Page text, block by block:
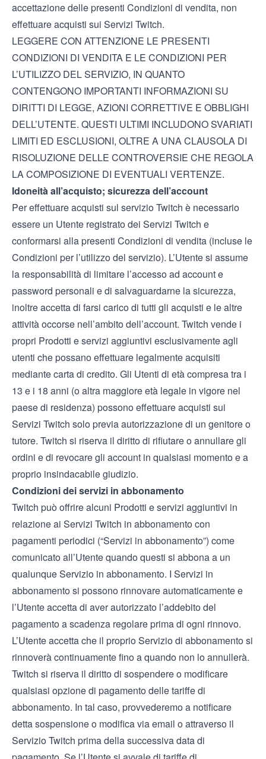
accettazione delle presenti Condizioni di vendita, non
effettuare acquisti sui Servizi Twitch.
LEGGERE CON ATTENZIONE LE PRESENTI
CONDIZIONI DI VENDITA E LE CONDIZIONI PER
L’UTILIZZO DEL SERVIZIO, IN QUANTO
CONTENGONO IMPORTANTI INFORMAZIONI SU
DIRITTI DI LEGGE, AZIONI CORRETTIVE E OBBLIGHI
DELL’UTENTE. QUESTI ULTIMI INCLUDONO SVARIATI
LIMITI ED ESCLUSIONI, OLTRE A UNA CLAUSOLA DI
RISOLUZIONE DELLE CONTROVERSIE CHE REGOLA
LA COMPOSIZIONE DI EVENTUALI VERTENZE.
Idoneità all’acquisto; sicurezza dell’account
Per effettuare acquisti sul servizio Twitch è necessario
essere un Utente registrato dei Servizi Twitch e
conformarsi alla presenti Condizioni di vendita (incluse le
Condizioni per l’utilizzo del servizio). L’Utente si assume
la responsabilità di limitare l’accesso ad account e
password personali e di salvaguardarne la sicurezza,
inoltre accetta di farsi carico di tutti gli acquisti e le altre
attività occorse nell’ambito dell’account. Twitch vende i
propri Prodotti e servizi aggiuntivi esclusivamente agli
utenti che possano effettuare legalmente acquisiti
mediante carta di credito. Gli Utenti di età compresa tra i
13 e i 18 anni (o altra maggiore età legale in vigore nel
paese di residenza) possono effettuare acquisti sui
Servizi Twitch solo previa autorizzazione di un genitore o
tutore. Twitch si riserva il diritto di rifiutare o annullare gli
ordini e di revocare gli account in qualsiasi momento e a
proprio insindacabile giudizio.
Condizioni dei servizi in abbonamento
Twitch può offrire alcuni Prodotti e servizi aggiuntivi in
relazione ai Servizi Twitch in abbonamento con
pagamenti periodici (“Servizi in abbonamento”) come
comunicato all’Utente quando questi si abbona a un
qualunque Servizio in abbonamento. I Servizi in
abbonamento si possono rinnovare automaticamente e
l’Utente accetta di aver autorizzato l’addebito del
pagamento a scadenza regolare prima di ogni rinnovo.
L’Utente accetta che il proprio Servizio di abbonamento si
rinnoverà continuamente fino a quando non lo annullerà.
Twitch si riserva il diritto di sospendere o modificare
qualsiasi opzione di pagamento delle tariffe di
abbonamento. In tal caso, provvederemo a notificare
detta sospensione o modifica via email o attraverso il
Servizio Twitch prima della successiva data di